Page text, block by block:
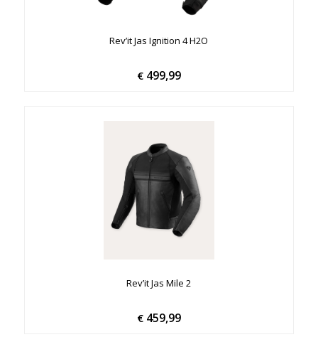
Rev’it Jas Ignition 4 H2O
€499,99
Rev’it Jas Mile 2
€459,99